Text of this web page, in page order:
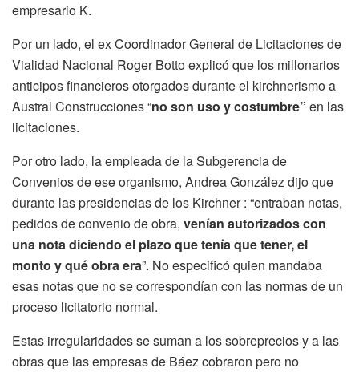
empresario K.
Por un lado, el ex Coordinador General de Licitaciones de
Vialidad Nacional Roger Botto explicó que los millonarios
anticipos financieros otorgados durante el kirchnerismo a
Austral Construcciones “no son uso y costumbre” en las
licitaciones.
Por otro lado, la empleada de la Subgerencia de
Convenios de ese organismo, Andrea González dijo que
durante las presidencias de los Kirchner : “entraban notas,
pedidos de convenio de obra, venían autorizados con
una nota diciendo el plazo que tenía que tener, el
monto y qué obra era”. No especificó quien mandaba
esas notas que no se correspondían con las normas de un
proceso licitatorio normal.
Estas irregularidades se suman a los sobreprecios y a las
obras que las empresas de Báez cobraron pero no